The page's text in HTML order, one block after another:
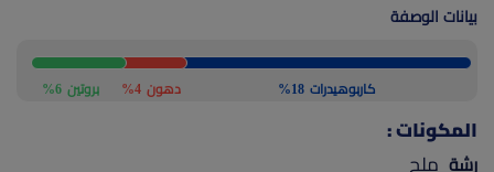
بيانات الوصفة
كاربوهيدرات 18% دهون 4% بروتين 6%
المكونات :
رشة ملح